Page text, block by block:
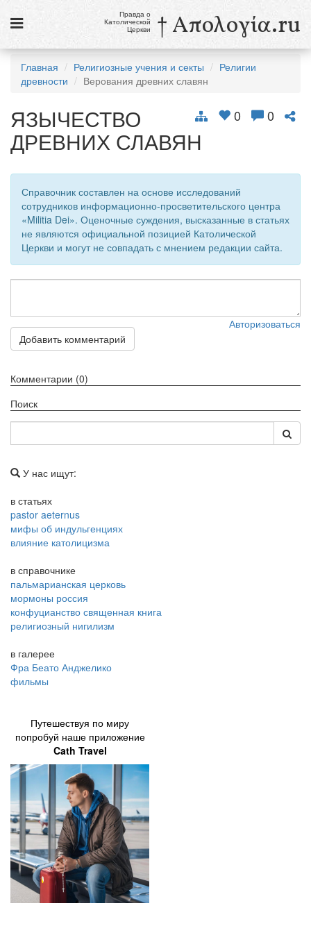
Новости
Католики в России
Галерея
Ссылки
Религиозные учения и секты, справочник
Обратная связь
Отправить сообщение
Вход
Правда о
Католической
Церкви † Απολογία.ru
Главная Религиозные учения и секты
Религии
древности
Верования древних славян
0 0
ЯЗЫЧЕСТВО
ДРЕВНИХ СЛАВЯН
Справочник составлен на основе исследований
сотрудников информационно-просветительского центра
«Militia Dei». Оценочные суждения, высказанные в статьях
не являются официальной позицией Католической
Церкви и могут не совпадать с мнением редакции сайта.
Авторизоваться
Добавить комментарий
Комментарии (0)
Поиск
У нас ищут:
в статьях
pastor aeternus
мифы об индульгенциях
влияние католицизма
в справочнике
пальмарианская церковь
мормоны россия
конфуцианство священная книга
религиозный нигилизм
в галерее
Фра Беато Анджелико
фильмы
Путешествуя по миру
попробуй наше приложение
Cath Travel